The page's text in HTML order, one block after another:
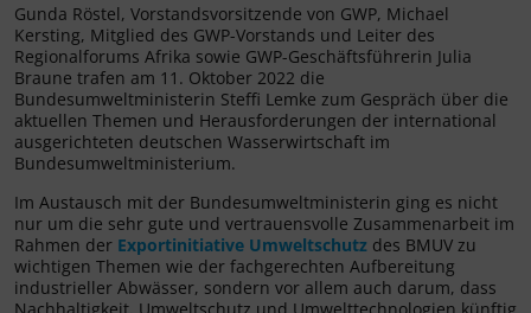
Gunda Röstel, Vorstandsvorsitzende von GWP, Michael
Kersting, Mitglied des GWP-Vorstands und Leiter des
Regionalforums Afrika sowie GWP-Geschäftsführerin Julia
Braune trafen am 11. Oktober 2022 die
Bundesumweltministerin Steffi Lemke zum Gespräch über die
aktuellen Themen und Herausforderungen der international
ausgerichteten deutschen Wasserwirtschaft im
Bundesumweltministerium.
Im Austausch mit der Bundesumweltministerin ging es nicht
nur um die sehr gute und vertrauensvolle Zusammenarbeit im
Rahmen der Exportinitiative Umweltschutz des BMUV zu
wichtigen Themen wie der fachgerechten Aufbereitung
industrieller Abwässer, sondern vor allem auch darum, dass